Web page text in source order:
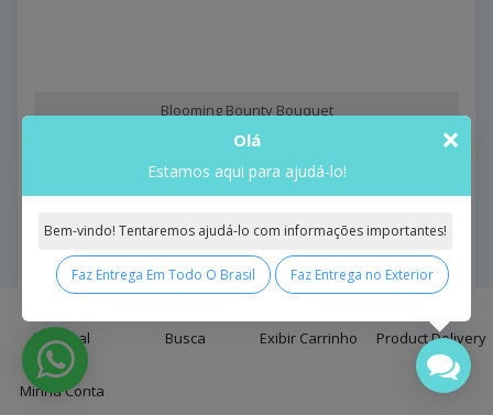
Principal Busca Exibir Carrinho Product Delivery
Minha Conta
Blooming Bounty Bouquet
Model: Blooming Bounty Bouquet
R$497,71
Comprar
×
Olá
Estamos aqui para ajudá-lo!
Bem-vindo! Tentaremos ajudá-lo com informações importantes!
Faz Entrega Em Todo O Brasil Faz Entrega no Exterior